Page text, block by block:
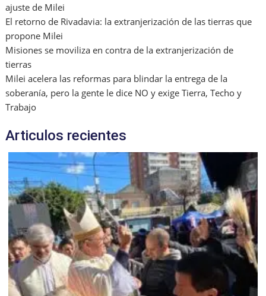
ajuste de Milei
El retorno de Rivadavia: la extranjerización de las tierras que
propone Milei
Misiones se moviliza en contra de la extranjerización de
tierras
Milei acelera las reformas para blindar la entrega de la
soberanía, pero la gente le dice NO y exige Tierra, Techo y
Trabajo
Articulos recientes